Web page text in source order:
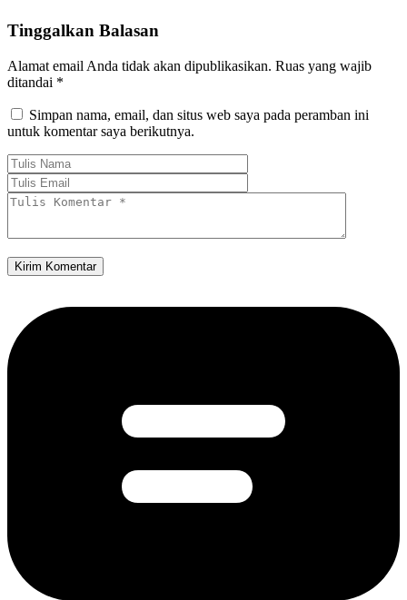
Tinggalkan Balasan
Alamat email Anda tidak akan dipublikasikan. Ruas yang wajib
ditandai *
Simpan nama, email, dan situs web saya pada peramban ini
untuk komentar saya berikutnya.